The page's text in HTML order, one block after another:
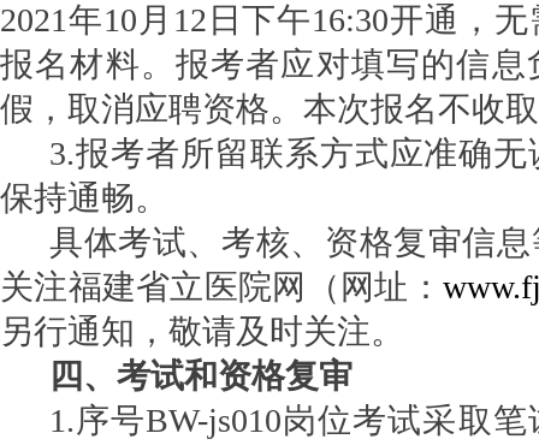
2021年10 月 12 日下午16:30开通，
报名材料。报考者应对填写的信息
假，取消应聘资格。本次报名不收
3.报考者所留联系方式应准确
保持通畅。
具体考试、考核、资格复审信
关注福建省立医院网（网址：
另行通知，敬请及时关注。
四、考试和资格复审
1.序号BW-js010岗位考试采取笔